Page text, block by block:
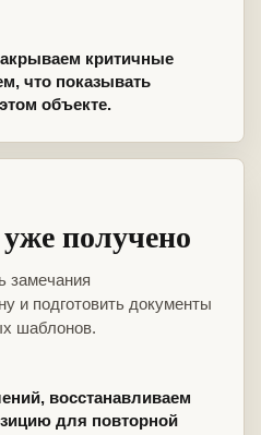
критичные
что показывать
объекте.
получено
замечания
и подготовить документы
шаблонов.
восстанавливаем
для повторной